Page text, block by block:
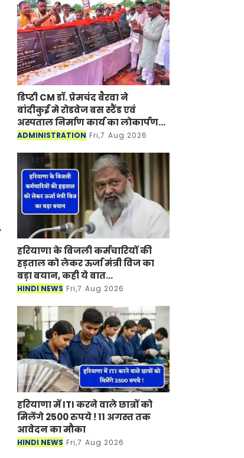
डिप्टी CM डॉ. प्रेमचंद बैरवा ने
बांदीकुई मे रोडवेज बस स्टैंड एवं
अस्पताल निर्माण कार्य का लोकार्पण-
शिलान्यास किया
ADMINISTRATION Fri,7 Aug 2026
हरियाणा के बिजली कर्मचारियों की
हड़ताल को लेकर ऊर्जा मंत्री विज का
बड़ा बयान, कही ये बात...
HINDI NEWS Fri,7 Aug 2026
हरियाणा में ITI करने वाले छात्रों को
मिलेंगे 2500 रुपये ! 11 अगस्त तक
आवेदन का मौका
HINDI NEWS Fri,7 Aug 2026